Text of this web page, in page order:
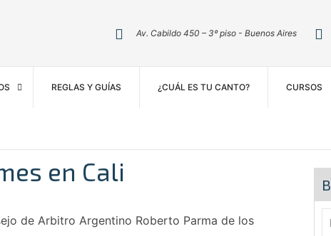
Av. Cabildo 450 – 3º piso - Buenos Aires
REGLAS Y GUÍAS ¿CUÁL ES TU CANTO? CURSOS
en Cali
de Arbitro Argentino Roberto Parma de los